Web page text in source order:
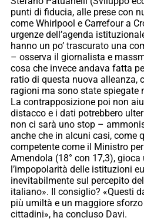
punti di fiducia, alle prese con
come Whirlpool e Carrefour a
urgenze dell’agenda
hanno un po’ trascurato una
– osserva il giornalista e
cosa che invece andava fatta
ratio di questa nuova alleanza,
ragioni ma sono state spiegate
La contrapposizione poi non
distacco e i dati potrebbero
non ci sarà uno stop –
anche che in alcuni casi, come
competente come il Ministro
Amendola (18° con 17,3),
l’impopolarità delle istituzioni
inevitabilmente sul percepito
italiano». Il consiglio? «Questi
più umiltà e un maggiore
cittadini», ha concluso Davi.